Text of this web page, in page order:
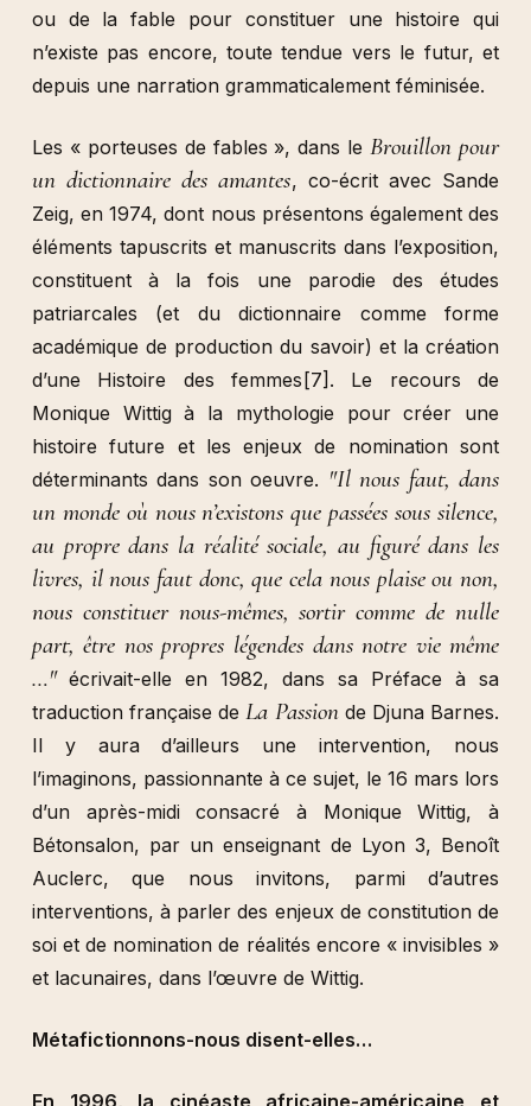
ou de la fable pour constituer une histoire qui
n’existe pas encore, toute tendue vers le futur, et
depuis une narration grammaticalement féminisée.
Les « porteuses de fables », dans leBrouillon pour
un dictionnaire des amantes, co-écrit avec Sande
Zeig, en 1974, dont nous présentons également des
éléments tapuscrits et manuscrits dans l’exposition,
constituent à la fois une parodie des études
patriarcales (et du dictionnaire comme forme
académique de production du savoir) et la création
d’une Histoire des femmes [7] . Le recours de
Monique Wittig à la mythologie pour créer une
histoire future et les enjeux de nomination sont
déterminants dans son oeuvre. "Il nous faut, dans
un monde où nous n’existons que passées sous silence,
au propre dans la réalité sociale, au figuré dans les
livres, il nous faut donc, que cela nous plaise ou non,
nous constituer nous-mêmes, sortir comme de nulle
part, être nos propres légendes dans notre vie même
…" écrivait-elle en 1982, dans sa Préface à sa
traduction française deLa Passionde Djuna Barnes.
Il y aura d’ailleurs une intervention, nous
l’imaginons, passionnante à ce sujet, le 16 mars lors
d’un après-midi consacré à Monique Wittig, à
Bétonsalon, par un enseignant de Lyon 3, Benoît
Auclerc, que nous invitons, parmi d’autres
interventions, à parler des enjeux de constitution de
soi et de nomination de réalités encore « invisibles »
et lacunaires, dans l’œuvre de Wittig.
Métafictionnons-nous disent-elles…